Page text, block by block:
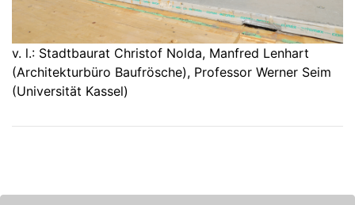
v. l.: Stadtbaurat Christof Nolda, Manfred Lenhart
(Architekturbüro Baufrösche), Professor Werner Seim
(Universität Kassel)